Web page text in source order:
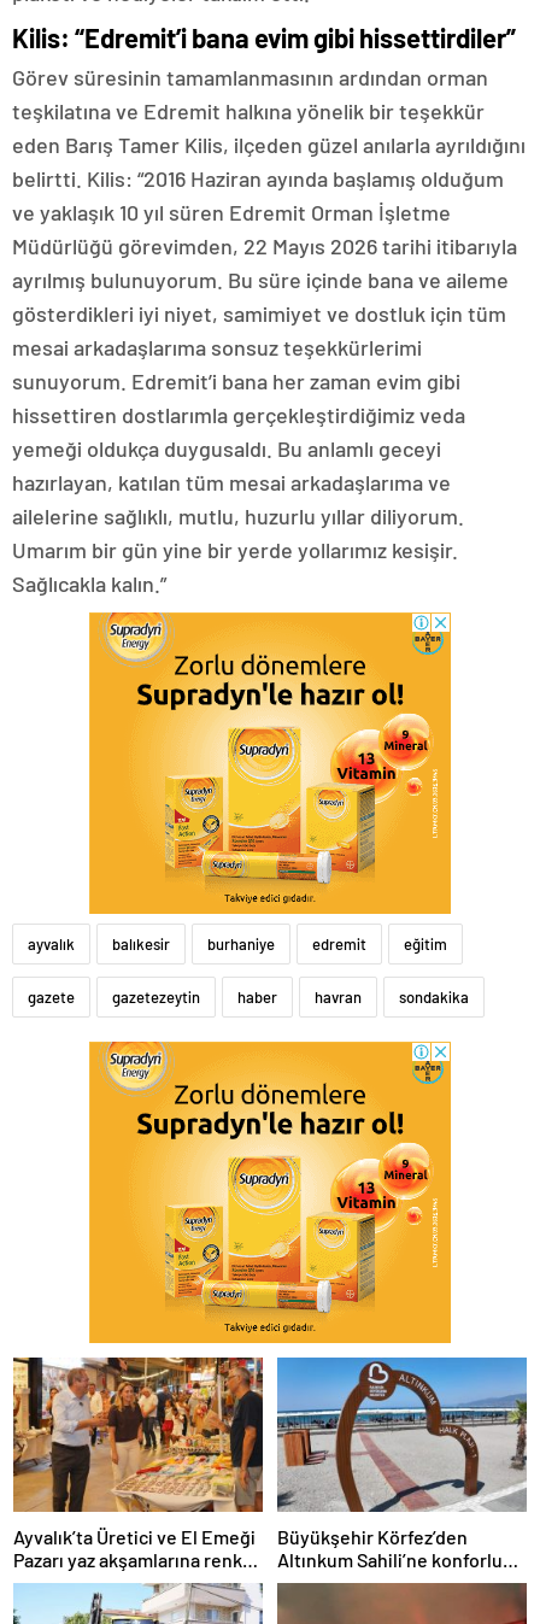
Kilis: “Edremit’i bana evim gibi hissettirdiler”
Görev süresinin tamamlanmasının ardından orman
teşkilatına ve Edremit halkına yönelik bir teşekkür
eden Barış Tamer Kilis, ilçeden güzel anılarla ayrıldığını
belirtti. Kilis: “2016 Haziran ayında başlamış olduğum
ve yaklaşık 10 yıl süren Edremit Orman İşletme
Müdürlüğü görevimden, 22 Mayıs 2026 tarihi itibarıyla
ayrılmış bulunuyorum. Bu süre içinde bana ve aileme
gösterdikleri iyi niyet, samimiyet ve dostluk için tüm
mesai arkadaşlarıma sonsuz teşekkürlerimi
sunuyorum. Edremit’i bana her zaman evim gibi
hissettiren dostlarımla gerçekleştirdiğimiz veda
yemeği oldukça duygusaldı. Bu anlamlı geceyi
hazırlayan, katılan tüm mesai arkadaşlarıma ve
ailelerine sağlıklı, mutlu, huzurlu yıllar diliyorum.
Umarım bir gün yine bir yerde yollarımız kesişir.
Sağlıcakla kalın.”
ayvalık balıkesir burhaniye edremit eğitim
gazete gazetezeytin haber havran sondakika
Ayvalık’ta Üretici ve El Emeği
Pazarı yaz akşamlarına renk
katıyor
Büyükşehir Körfez’den
Altınkum Sahili’ne konforlu
dokunuş: